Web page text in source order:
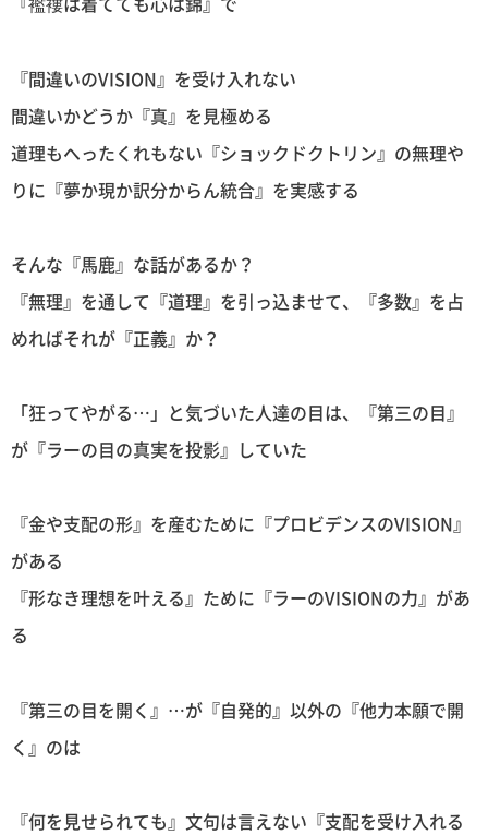
『間違いのVISION』を受け入れない
間違いかどうか『真』を見極める
道理もへったくれもない『ショックドクトリン』の無理や
りに『夢か現か訳分からん統合』を実感する
そんな『馬鹿』な話があるか？
『無理』を通して『道理』を引っ込ませて、『多数』を占
めればそれが『正義』か？
「狂ってやがる…」と気づいた人達の目は、『第三の目』
が『ラーの目の真実を投影』していた
『金や支配の形』を産むために『プロビデンスのVISION』
がある
『形なき理想を叶える』ために『ラーのVISIONの力』があ
る
『第三の目を開く』…が『自発的』以外の『他力本願で開
く』のは
『何を見せられても』文句は言えない『支配を受け入れる